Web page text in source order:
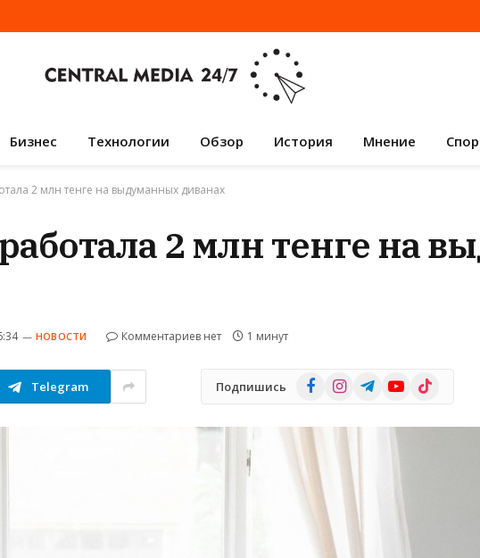
Бизнес Технологии Обзор История Мнение
2 млн тенге на выдуманных диванах
2 млн тенге на
НОВОСТИ Комментариев нет 1 минут
Telegram Подпишись FacebookInstagramTelegramYouTube
TikTok